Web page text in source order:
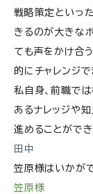
戦略策定といっ
きるのが大きな
ても声をかけ合
的にチャレンジ
私自身、前職で
あるナレッジや
進めることができ
田中
笠原様はいかがで
笠原様